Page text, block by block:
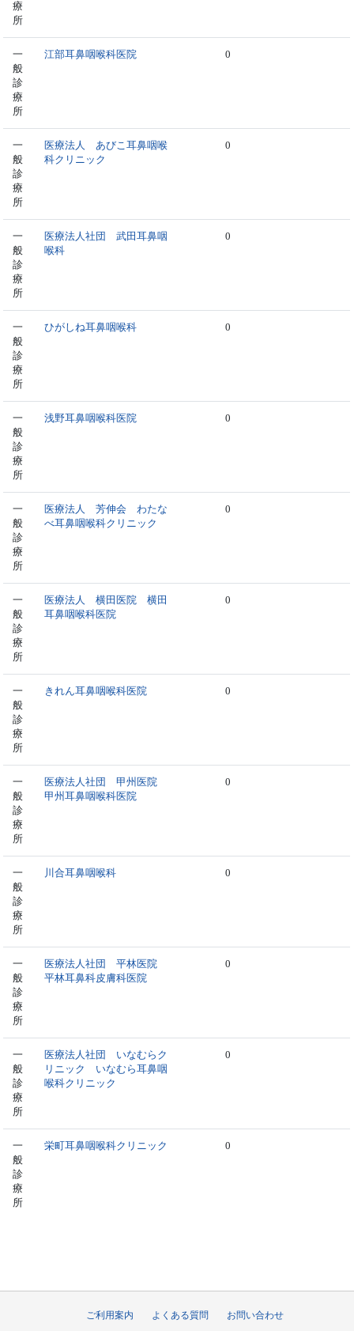
療
所
一
般
診
療
所
江部耳鼻咽喉科医院 0
一
般
診
療
所
医療法人 あびこ耳鼻咽喉
科クリニック
0
一
般
診
療
所
医療法人社団 武田耳鼻咽
喉科
0
一
般
診
療
所
ひがしね耳鼻咽喉科 0
一
般
診
療
所
浅野耳鼻咽喉科医院 0
一
般
診
療
所
医療法人 芳伸会 わたな
べ耳鼻咽喉科クリニック
0
一
般
診
療
所
医療法人 横田医院 横田
耳鼻咽喉科医院
0
一
般
診
療
所
きれん耳鼻咽喉科医院 0
一
般
診
療
所
医療法人社団 甲州医院
甲州耳鼻咽喉科医院
0
一
般
診
療
所
川合耳鼻咽喉科 0
一
般
診
療
所
医療法人社団 平林医院
平林耳鼻科皮膚科医院
0
一
般
診
療
所
医療法人社団 いなむらク
リニック いなむら耳鼻咽
喉科クリニック
0
一
般
診
療
所
栄町耳鼻咽喉科クリニック 0
ご利用案内 よくある質問 お問い合わせ